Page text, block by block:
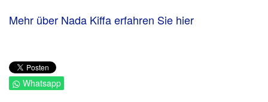
Mehr über Nada Kiffa erfahren Sie hier
Whatsapp